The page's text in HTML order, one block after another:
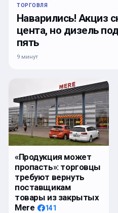
ТОРГОВЛЯ
Наварились! Акциз
цента, но дизель
пять
9 минут
«Продукция может
пропасть»: торговцы
требуют вернуть
поставщикам
товары из закрытых
Mere
141